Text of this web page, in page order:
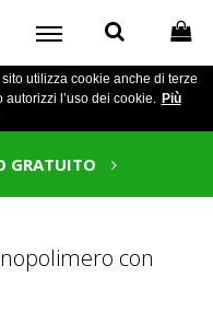
utilizza cookie anche di terze
l’uso dei cookie. Più
GRATUITO
con